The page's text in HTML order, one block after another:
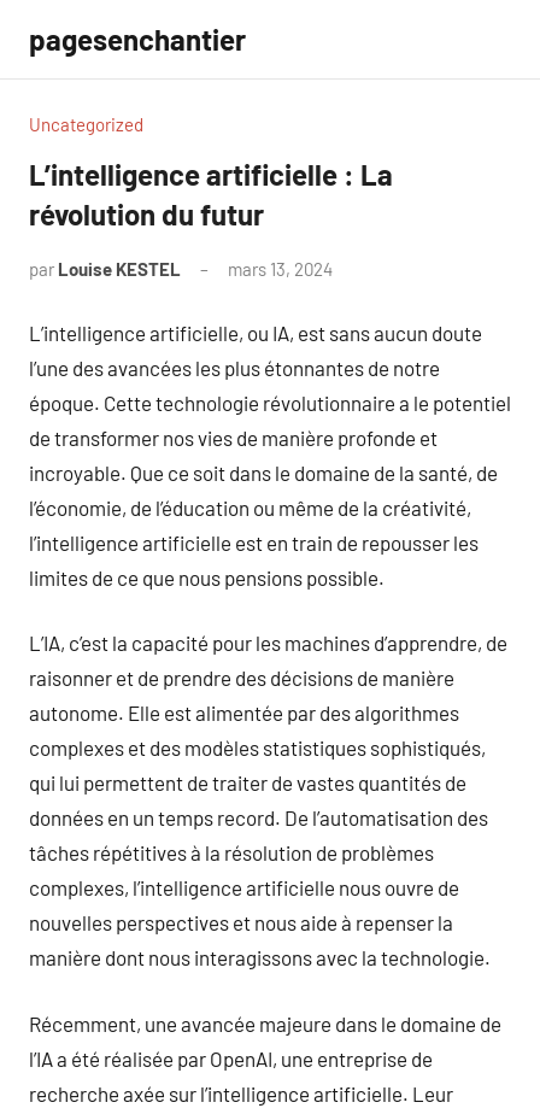
contenu
pagesenchantier
Uncategorized
L’intelligence artificielle : La
révolution du futur
par Louise KESTEL mars 13, 2024
L’intelligence artificielle, ou IA, est sans aucun doute
l’une des avancées les plus étonnantes de notre
époque. Cette technologie révolutionnaire a le potentiel
de transformer nos vies de manière profonde et
incroyable. Que ce soit dans le domaine de la santé, de
l’économie, de l’éducation ou même de la créativité,
l’intelligence artificielle est en train de repousser les
limites de ce que nous pensions possible.
L’IA, c’est la capacité pour les machines d’apprendre, de
raisonner et de prendre des décisions de manière
autonome. Elle est alimentée par des algorithmes
complexes et des modèles statistiques sophistiqués,
qui lui permettent de traiter de vastes quantités de
données en un temps record. De l’automatisation des
tâches répétitives à la résolution de problèmes
complexes, l’intelligence artificielle nous ouvre de
nouvelles perspectives et nous aide à repenser la
manière dont nous interagissons avec la technologie.
Récemment, une avancée majeure dans le domaine de
l’IA a été réalisée par OpenAI, une entreprise de
recherche axée sur l’intelligence artificielle. Leur